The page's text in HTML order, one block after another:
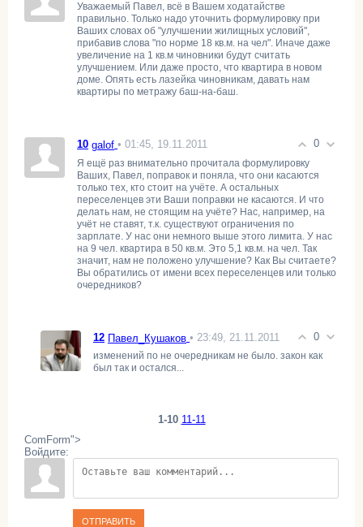
Уважаемый Павел, всё в Вашем ходатайстве
правильно. Только надо уточнить формулировку при
Ваших словах об "улучшении жилищных условий",
прибавив слова "по норме 18 кв.м. на чел". Иначе даже
увеличение на 1 кв.м чиновники будут считать
улучшением. Или даже просто, что квартира в новом
доме. Опять есть лазейка чиновникам, давать нам
квартиры по метражу баш-на-баш.
0
10 galof • 01:45, 19.11.2011
Я ещё раз внимательно прочитала формулировку
Ваших, Павел, поправок и поняла, что они касаются
только тех, кто стоит на учёте. А остальных
переселенцев эти Ваши поправки не касаются. И что
делать нам, не стоящим на учёте? Нас, например, на
учёт не ставят, т.к. существуют ограничения по
зарплате. У нас они немного выше этого лимита. У нас
на 9 чел. квартира в 50 кв.м. Это 5,1 кв.м. на чел. Так
значит, нам не положено улучшение? Как Вы считаете?
Вы обратились от имени всех переселенцев или только
очередников?
0
12 Павел_Кушаков • 23:49, 21.11.2011
изменений по не очередникам не было. закон как
был так и остался...
1-10 11-11
ComForm">
Войдите:
ОТПРАВИТЬ